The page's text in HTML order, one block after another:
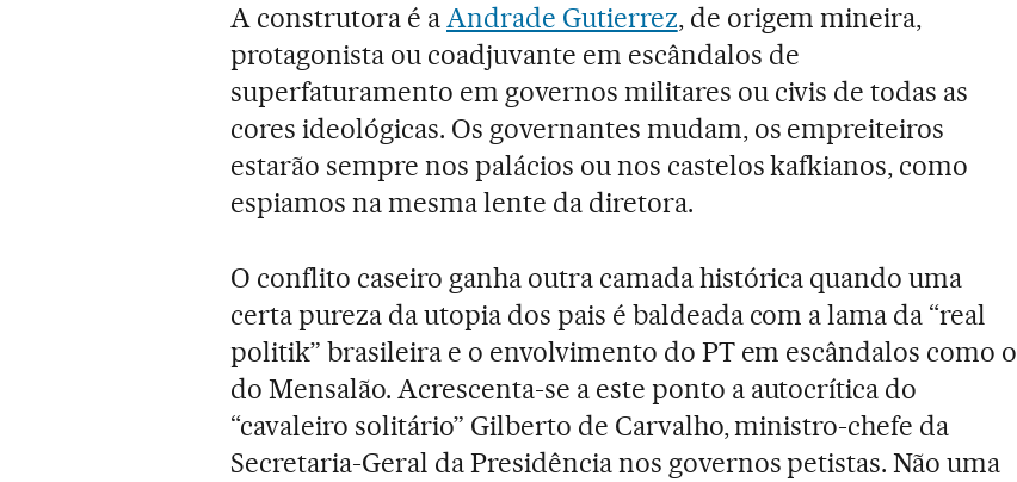
A construtora é aAndrade Gutierrez, de origem mineira,
protagonista ou coadjuvante em escândalos de
superfaturamento em governos militares ou civis de todas as
cores ideológicas. Os governantes mudam, os empreiteiros
estarão sempre nos palácios ou nos castelos kafkianos, como
espiamos na mesma lente da diretora.
O conflito caseiro ganha outra camada histórica quando uma
certa pureza da utopia dos pais é baldeada com a lama da “real
politik” brasileira e o envolvimento do PT em escândalos como o
do Mensalão. Acrescenta-se a este ponto a autocrítica do
“cavaleiro solitário” Gilberto de Carvalho, ministro-chefe da
Secretaria-Geral da Presidência nos governos petistas. Não uma